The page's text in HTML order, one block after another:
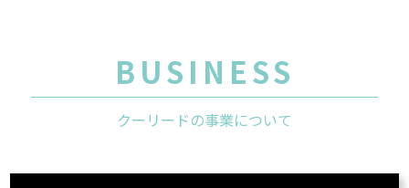
BUSINESS
クーリードの事業について